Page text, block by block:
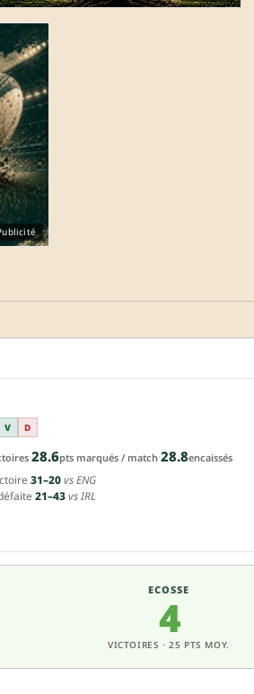
V D
·28.6pts marqués / match·28.8encaissés
31–20vs ENG
21–43vs IRL
ECOSSE
4
VICTOIRES · 25 PTS MOY.